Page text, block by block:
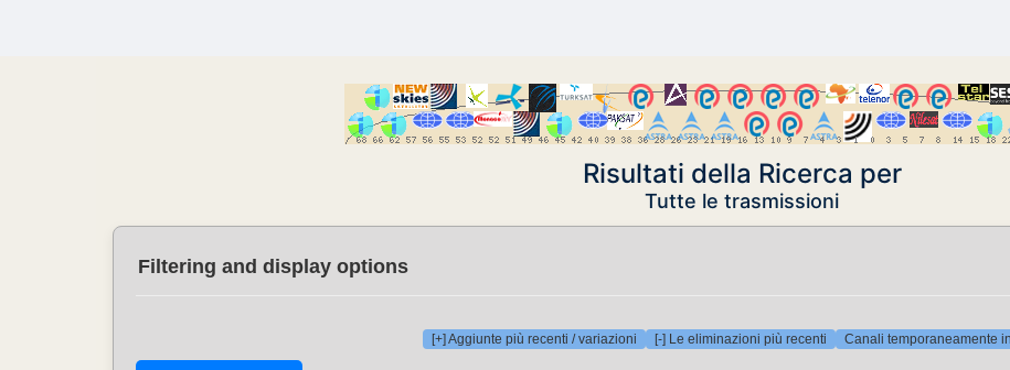
Risultati della Ricerca per
Tutte le trasmissioni
Filtering and display options
[+] Aggiunte più recenti / variazioni [-] Le eliminazioni più recenti Canali temporaneamente